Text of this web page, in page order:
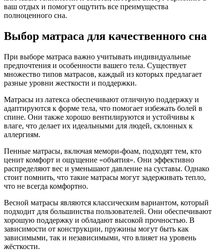
ваш отдых и помогут ощутить все преимущества
полноценного сна.
Выбор матраса для качественного сна
При выборе матраса важно учитывать индивидуальные
предпочтения и особенности вашего тела. Существует
множество типов матрасов, каждый из которых предлагает
разные уровни жесткости и поддержки.
Матрасы из латекса обеспечивают отличную поддержку и
адаптируются к форме тела, что помогает избежать болей в
спине. Они также хорошо вентилируются и устойчивы к
влаге, что делает их идеальными для людей, склонных к
аллергиям.
Пенные матрасы, включая мемори-фоам, подходят тем, кто
ценит комфорт и ощущение «объятия». Они эффективно
распределяют вес и уменьшают давление на суставы. Однако
стоит помнить, что такие матрасы могут задерживать тепло,
что не всегда комфортно.
Весной матрасы являются классическим вариантом, который
подходит для большинства пользователей. Они обеспечивают
хорошую поддержку и обладают высокой прочностью. В
зависимости от конструкции, пружины могут быть как
зависимыми, так и независимыми, что влияет на уровень
жёсткости.